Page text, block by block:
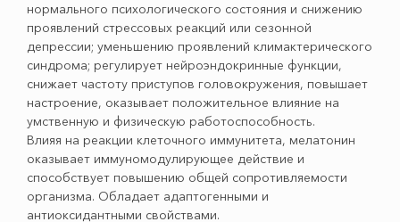
нормального психологического состояния и снижению
проявлений стрессовых реакций или сезонной
депрессии; уменьшению проявлений климактерического
синдрома; регулирует нейроэндокринные функции,
снижает частоту приступов головокружения, повышает
настроение, оказывает положительное влияние на
умственную и физическую работоспособность.
Влияя на реакции клеточного иммунитета, мелатонин
оказывает иммуномодулирующее действие и
способствует повышению общей сопротивляемости
организма. Обладает адаптогенными и
антиоксидантными свойствами.